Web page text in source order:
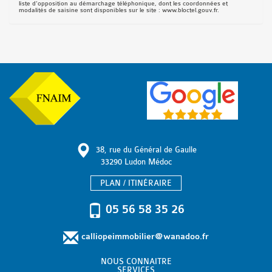
liste d'opposition au démarchage téléphonique, dont les coordonnées et
modalités de saisine sont disponibles sur le site : www.bloctel.gouv.fr.
38, rue du Général de Gaulle
33290 Ludon Médoc
PLAN / ITINÉRAIRE
05 56 58 35 26
calliopeimmobilier@wanadoo.fr
NOUS CONNAITRE
SERVICES